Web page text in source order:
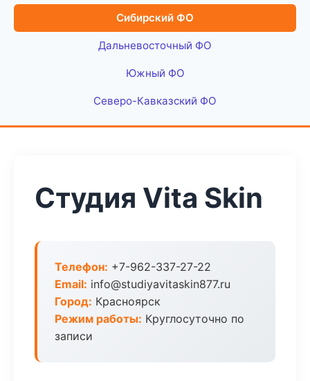
Сибирский ФО
Дальневосточный ФО
Южный ФО
Северо-Кавказский ФО
Студия Vita Skin
Телефон: +7-962-337-27-22
Email: info@studiyavitaskin877.ru
Город: Красноярск
Режим работы: Круглосуточно по
записи